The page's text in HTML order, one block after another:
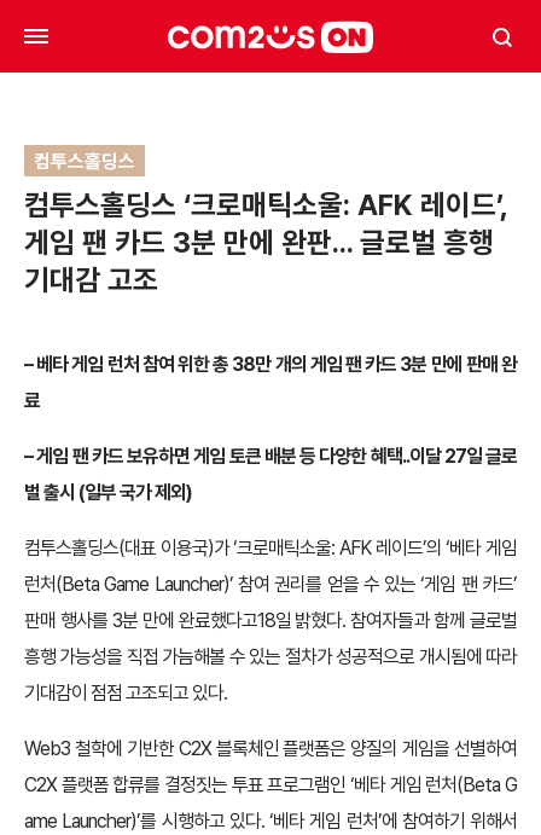
컴투스홀딩스
컴투스홀딩스 ‘크로매틱소울: AFK 레이드’,
게임 팬 카드 3분 만에 완판… 글로벌 흥행
기대감 고조
– 베타 게임 런처 참여 위한 총 38만 개의 게임 팬 카드 3분 만에 판매 완
료
– 게임 팬 카드 보유하면 게임 토큰 배분 등 다양한 혜택..이달 27일 글로
벌 출시 (일부 국가 제외)
컴투스홀딩스(대표 이용국)가 ‘크로매틱소울: AFK 레이드’의 ‘베타 게임
런처(Beta Game Launcher)’ 참여 권리를 얻을 수 있는 ‘게임 팬 카드’
판매 행사를 3분 만에 완료했다고18일 밝혔다. 참여자들과 함께 글로벌
흥행 가능성을 직접 가늠해볼 수 있는 절차가 성공적으로 개시됨에 따라
기대감이 점점 고조되고 있다.
Web3 철학에 기반한 C2X 블록체인 플랫폼은 양질의 게임을 선별하여
C2X 플랫폼 합류를 결정짓는 투표 프로그램인 ‘베타 게임 런처(Beta G
ame Launcher)’를 시행하고 있다. ‘베타 게임 런처’에 참여하기 위해서